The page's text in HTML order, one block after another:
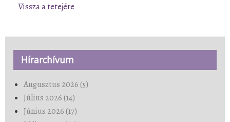
Vissza a tetejére
Hírarchívum
Augusztus 2026 (5)
Július 2026 (14)
Június 2026 (17)